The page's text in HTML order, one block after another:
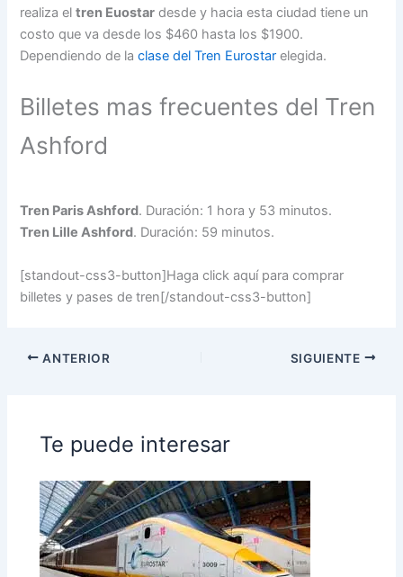
realiza eltren Euostar desde y hacia esta ciudad tiene un
costo que va desde los $460 hasta los $1900.
Dependiendo de laclase del Tren Eurostarelegida.
Billetes mas frecuentes del Tren
Ashford
Tren Paris Ashford. Duración: 1 hora y 53 minutos.
Tren Lille Ashford. Duración: 59 minutos.
[standout-css3-button]Haga click aquí para comprar
billetes y pases de tren[/standout-css3-button]
ANTERIOR SIGUIENTE
Te puede interesar